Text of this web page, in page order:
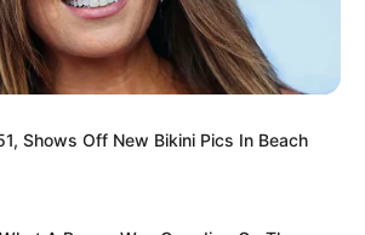
Shows Off New Bikini Pics In Beach